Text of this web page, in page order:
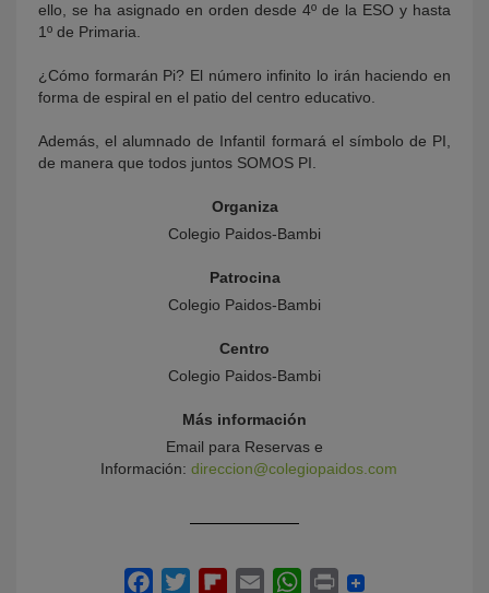
ello, se ha asignado en orden desde 4º de la ESO y hasta
1º de Primaria.
¿Cómo formarán Pi? El número infinito lo irán haciendo en
forma de espiral en el patio del centro educativo.
Además, el alumnado de Infantil formará el símbolo de PI,
de manera que todos juntos SOMOS PI.
Organiza
Colegio Paidos-Bambi
Patrocina
Colegio Paidos-Bambi
Centro
Colegio Paidos-Bambi
Más información
Email para Reservas e
Información: direccion@colegiopaidos.com